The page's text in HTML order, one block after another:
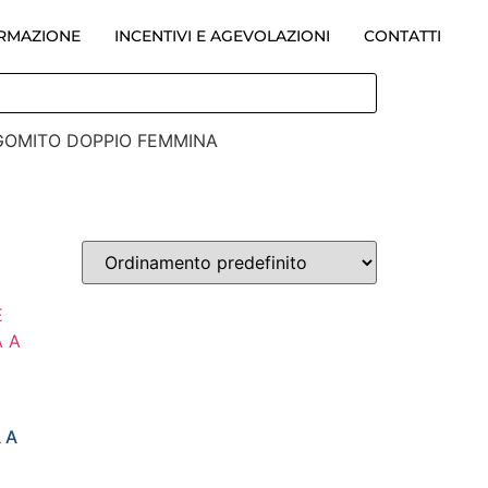
INCENTIVI E AGEVOLAZIONI CONTATTI
DOPPIO FEMMINA
A